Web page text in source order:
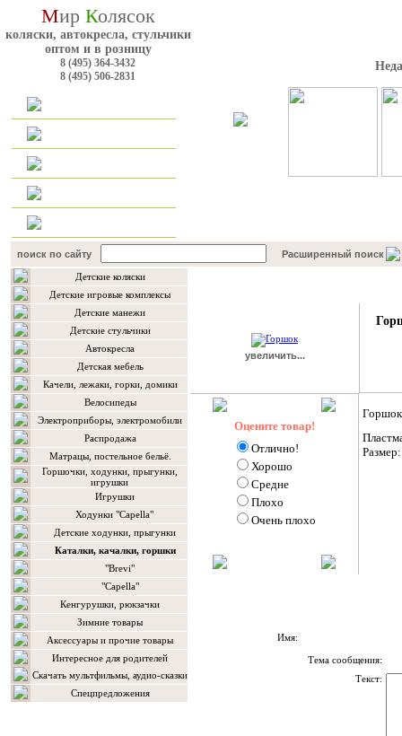
Мир Колясок
коляски, автокресла, стульчики
оптом и в розницу
8 (495) 364-3432
8 (495) 506-2831
поиск по сайту Расширенный поиск
Детские коляски
Детские игровые комплексы
Детские манежи
Детские стульчики
Автокресла
Детская мебель
Качели, лежаки, горки, домики
Велосипеды
Электроприборы, электромобили
Распродажа
Матрацы, постельное бельё.
Горшочки, ходунки, прыгунки,
игрушки
Игрушки
Ходунки "Capella"
Детские ходунки, прыгунки
Каталки, качалки, горшки
"Brevi"
"Сapella"
Кенгурушки, рюкзачки
Зимние товары
Аксессуары и прочие товары
Интересное для родителей
Скачать мультфильмы, аудио-сказки
Спецпредложения
увеличить...
Оцените товар!
Отлично!
Хорошо
Средне
Плохо
Очень плохо
Имя:
Тема сообщения:
Текст: